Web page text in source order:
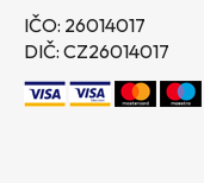
IČO: 26014017
DIČ: CZ26014017